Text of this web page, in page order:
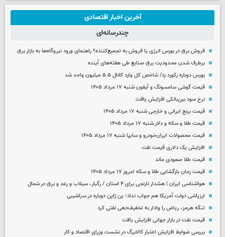
آخرین اخبار اقتصادی
چندرسانه‌ای
فروش برق در بورس انرژی یا فروش به تجمیع‌کننده؟ راهنمای ورود نیروگاه‌ها به بازار برق
برطرف شدن محدودیت‌ برق صنایع طی هفته‌های آینده
بورس دوباره رکورد زد/ شاخص کل وارد کانال ۵.۵ میلیون واحد شد
قیمت گوشی سامسونگ و آیفون شنبه ۱۷ مرداد ۱۴۰۵
نرخ سود بین‌بانکی افزایش یافت
قیمت برنج ایرانی و خارجی شنبه ۱۷ مرداد ۱۴۰۵
قیمت طلا و سکه و دلار شنبه ۱۷ مرداد ۱۴۰۵
قیمت محصولات ایران‌خودرو و سایپا شنبه ۱۷ مرداد ۱۴۰۵
افزایش یک دلاری قیمت نفت
قیمت طلا صعودی ماند
قیمت زمان بازگشایی طلا و سکه امروز ۱۷ مرداد ۱۴۰۵
هواشناسی ایران | هشدار نارنجی برای ۴ استان / رگبار، سیلاب و رعد و برق در شمال
ارزپاشی دولت آمریکا هم جواب نداد؛ ین ژاپن دوباره در سراشیبی
تنگه هرمز، ریاض را وادار به تخفیف‌دهی نفتی کرد
قیمت نفت در بازار جهانی افزایش یافت
بررسی ضوابط افزایش اعتبار کالابرگ در نشست وزرای اقتصاد و کار